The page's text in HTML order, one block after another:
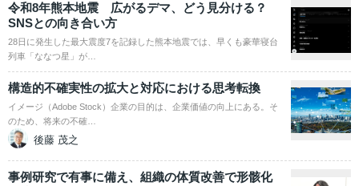
令和8年熊本地震 広がるデマ、どう見分ける？
SNSとの向き合い方
28日に発生した最大震度7を記録した熊本地震では、早くも豪華寝台
列車「ななつ星」が…
構造的不確実性の拡大と対応における思考転換
イメージ（Adobe Stock）企業の目的は、企業価値の向上にある。そ
のため、将来の不確…
後藤 茂之
事例研究で有事に備え、組織の体質改善で形骸化